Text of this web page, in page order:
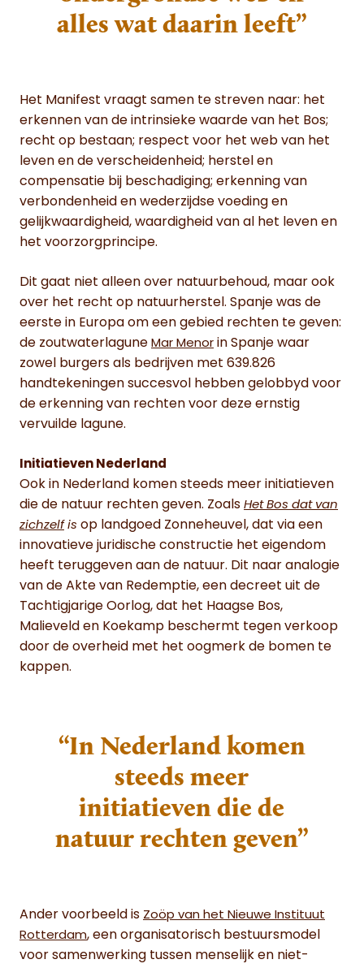
alles wat daarin leeft”
Het Manifest vraagt samen te streven naar: het
erkennen van de intrinsieke waarde van het Bos;
recht op bestaan; respect voor het web van het
leven en de verscheidenheid; herstel en
compensatie bij beschadiging; erkenning van
verbondenheid en wederzijdse voeding en
gelijkwaardigheid, waardigheid van al het leven en
het voorzorgprincipe.
Dit gaat niet alleen over natuurbehoud, maar ook
over het recht op natuurherstel. Spanje was de
eerste in Europa om een gebied rechten te geven:
de zoutwaterlagune Mar Menor in Spanje waar
zowel burgers als bedrijven met 639.826
handtekeningen succesvol hebben gelobbyd voor
de erkenning van rechten voor deze ernstig
vervuilde lagune.
Initiatieven Nederland
Ook in Nederland komen steeds meer initiatieven
die de natuur rechten geven. Zoals Het Bos dat van
zichzelfis op landgoed Zonneheuvel, dat via een
innovatieve juridische constructie het eigendom
heeft teruggeven aan de natuur. Dit naar analogie
van de Akte van Redemptie, een decreet uit de
Tachtigjarige Oorlog, dat het Haagse Bos,
Malieveld en Koekamp beschermt tegen verkoop
door de overheid met het oogmerk de bomen te
kappen.
“In Nederland komen
steeds meer
initiatieven die de
natuur rechten geven”
Ander voorbeeld is Zoöp van het Nieuwe Instituut
Rotterdam, een organisatorisch bestuursmodel
voor samenwerking tussen menselijk en niet-